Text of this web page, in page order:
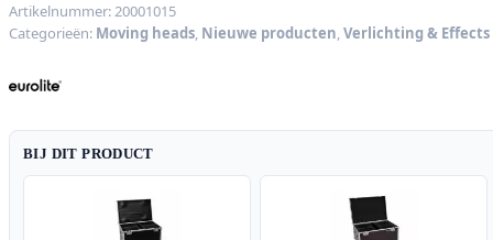
+
Case
Artikelnummer:20001015
Categorieën: Moving heads, Nieuwe producten,Verlichting & Effects
BIJ DIT PRODUCT